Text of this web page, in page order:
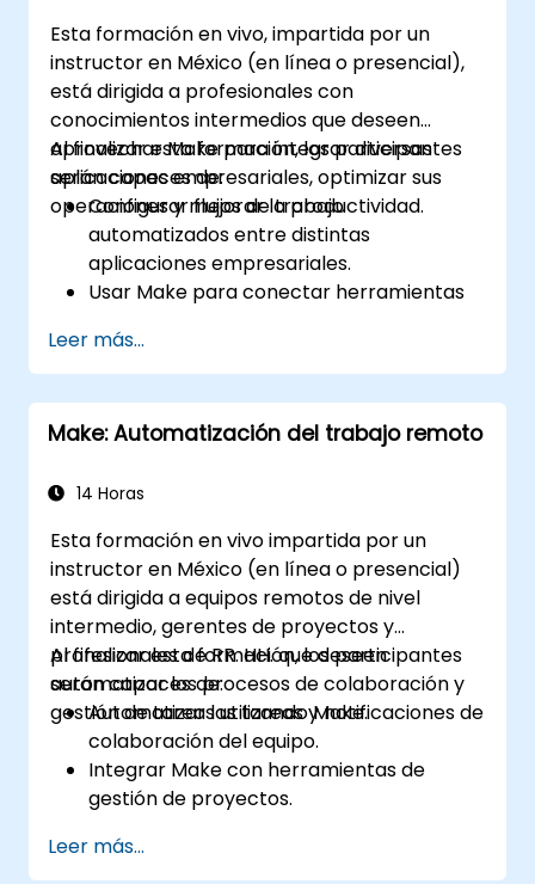
Aplicar las mejores prácticas para
escalar las soluciones de automatización
de flujos de trabajo.
Esta formación en vivo, impartida por un
instructor en México (en línea o presencial),
está dirigida a profesionales con
conocimientos intermedios que deseen
aprovechar Make para integrar diversas
aplicaciones empresariales, optimizar sus
operaciones y mejorar la productividad.
Al finalizar esta formación, los participantes
serán capaces de:
Configurar flujos de trabajo
automatizados entre distintas
aplicaciones empresariales.
Usar Make para conectar herramientas
Trello y Stripe.
Diseñar e implementar flujos de trabajo
multietapa sin necesidad de programar.
Optimizar y solucionar problemas en
Leer más...
Make: Automatización del trabajo remoto
14 Horas
Esta formación en vivo impartida por un
instructor en México (en línea o presencial)
está dirigida a equipos remotos de nivel
intermedio, gerentes de proyectos y
profesionales de RR. HH. que deseen
automatizar los procesos de colaboración y
gestión de tareas utilizando Make.
Al finalizar esta formación, los participantes
serán capaces de:
Automatizar las tareas y notificaciones de
colaboración del equipo.
Integrar Make con herramientas de
gestión de proyectos.
la incorporación de empleados.
Leer más...